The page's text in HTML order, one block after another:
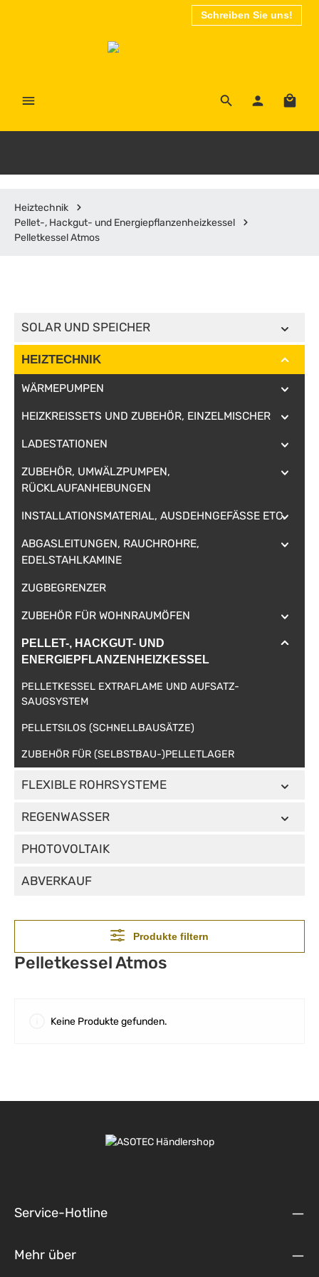
Schreiben Sie uns!
Heiztechnik
Pellet-, Hackgut- und Energiepflanzenheizkessel
Pelletkessel Atmos
SOLAR UND SPEICHER
HEIZTECHNIK
WÄRMEPUMPEN
HEIZKREISSETS UND ZUBEHÖR, EINZELMISCHER
LADESTATIONEN
ZUBEHÖR, UMWÄLZPUMPEN,
RÜCKLAUFANHEBUNGEN
INSTALLATIONSMATERIAL, AUSDEHNGEFÄSSE ETC.
ABGASLEITUNGEN, RAUCHROHRE,
EDELSTAHLKAMINE
ZUGBEGRENZER
ZUBEHÖR FÜR WOHNRAUMÖFEN
PELLET-, HACKGUT- UND
ENERGIEPFLANZENHEIZKESSEL
PELLETKESSEL EXTRAFLAME UND AUFSATZ-
SAUGSYSTEM
PELLETSILOS (SCHNELLBAUSÄTZE)
ZUBEHÖR FÜR (SELBSTBAU-)PELLETLAGER
FLEXIBLE ROHRSYSTEME
REGENWASSER
PHOTOVOLTAIK
ABVERKAUF
Produkte filtern
Pelletkessel Atmos
Keine Produkte gefunden.
Service-Hotline
Mehr über